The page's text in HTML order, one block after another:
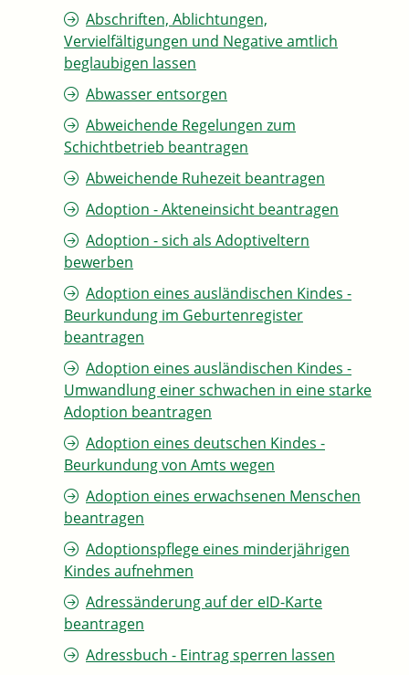
Abschriften, Ablichtungen,
Vervielfältigungen und Negative amtlich
beglaubigen lassen
Abwasser entsorgen
Abweichende Regelungen zum
Schichtbetrieb beantragen
Abweichende Ruhezeit beantragen
Adoption - Akteneinsicht beantragen
Adoption - sich als Adoptiveltern
bewerben
Adoption eines ausländischen Kindes -
Beurkundung im Geburtenregister
beantragen
Adoption eines ausländischen Kindes -
Umwandlung einer schwachen in eine starke
Adoption beantragen
Adoption eines deutschen Kindes -
Beurkundung von Amts wegen
Adoption eines erwachsenen Menschen
beantragen
Adoptionspflege eines minderjährigen
Kindes aufnehmen
Adressänderung auf der eID-Karte
beantragen
Adressbuch - Eintrag sperren lassen